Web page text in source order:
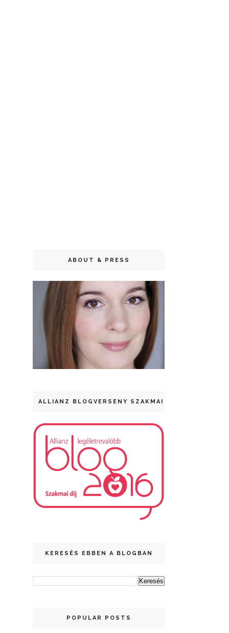
ABOUT & PRESS
ALLIANZ BLOGVERSENY SZAKMAI DÍJ
KERESÉS EBBEN A BLOGBAN
POPULAR POSTS